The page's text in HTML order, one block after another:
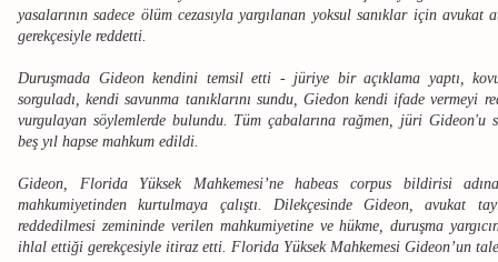
yasalarının sadece ölüm cezasıyla yargılanan yoksul sanıklar için avukat
gerekçesiyle reddetti.
Duruşmada Gideon kendini temsil etti - jüriye bir açıklama yaptı,
sorguladı, kendi savunma tanıklarını sundu, Giedon kendi ifade vermeyi
vurgulayan söylemlerde bulundu. Tüm çabalarına rağmen, jüri Gideon'u
beş yıl hapse mahkum edildi.
Gideon, Florida Yüksek Mahkemesi’ne habeas corpus bildirisi
mahkumiyetinden kurtulmaya çalıştı. Dilekçesinde Gideon, avukat
reddedilmesi zemininde verilen mahkumiyetine ve hükme, duruşma
ihlal ettiği gerekçesiyle itiraz etti. Florida Yüksek Mahkemesi Gideon’un